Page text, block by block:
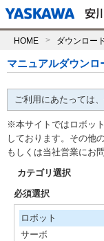
HOME ダウンロー
マニュアルダウン
ご利用にあたっては、
※本サイトではロボッ
しております。その他
もしくは当社営業にお
カテゴリ選択
必須選択
ロボット
サーボ